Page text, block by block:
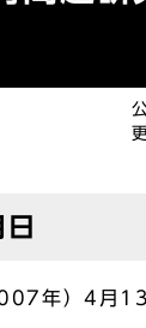
年）4月